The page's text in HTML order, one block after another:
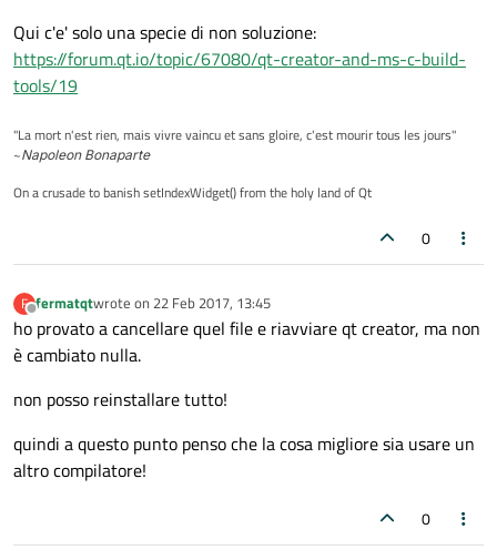
Qui c'e' solo una specie di non soluzione:
https://forum.qt.io/topic/67080/qt-creator-and-ms-c-build-
tools/19
"La mort n'est rien, mais vivre vaincu et sans gloire, c'est mourir tous les jours"
~Napoleon Bonaparte
On a crusade to banish setIndexWidget() from the holy land of Qt
0
F
Offline
fermatqtwrote on 22 Feb 2017, 13:45
last edited by
ho provato a cancellare quel file e riavviare qt creator, ma non
è cambiato nulla.
non posso reinstallare tutto!
quindi a questo punto penso che la cosa migliore sia usare un
altro compilatore!
0